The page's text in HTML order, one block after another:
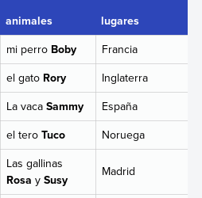
animales
lugares
mi perro Boby
Francia
el gato Rory
Inglaterra
La vaca Sammy
España
el tero Tuco Noruega
Las gallinas
Rosa y Susy
Madrid